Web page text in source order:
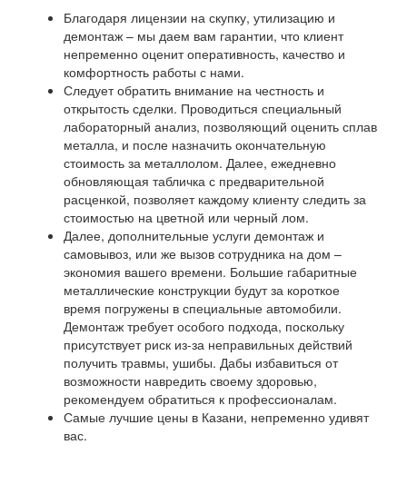
Благодаря лицензии на скупку, утилизацию и
демонтаж – мы даем вам гарантии, что клиент
непременно оценит оперативность, качество и
комфортность работы с нами.
Следует обратить внимание на честность и
открытость сделки. Проводиться специальный
лабораторный анализ, позволяющий оценить сплав
металла, и после назначить окончательную
стоимость за металлолом. Далее, ежедневно
обновляющая табличка с предварительной
расценкой, позволяет каждому клиенту следить за
стоимостью на цветной или черный лом.
Далее, дополнительные услуги демонтаж и
самовывоз, или же вызов сотрудника на дом –
экономия вашего времени. Большие габаритные
металлические конструкции будут за короткое
время погружены в специальные автомобили.
Демонтаж требует особого подхода, поскольку
присутствует риск из-за неправильных действий
получить травмы, ушибы. Дабы избавиться от
возможности навредить своему здоровью,
рекомендуем обратиться к профессионалам.
Самые лучшие цены в Казани, непременно удивят
вас.